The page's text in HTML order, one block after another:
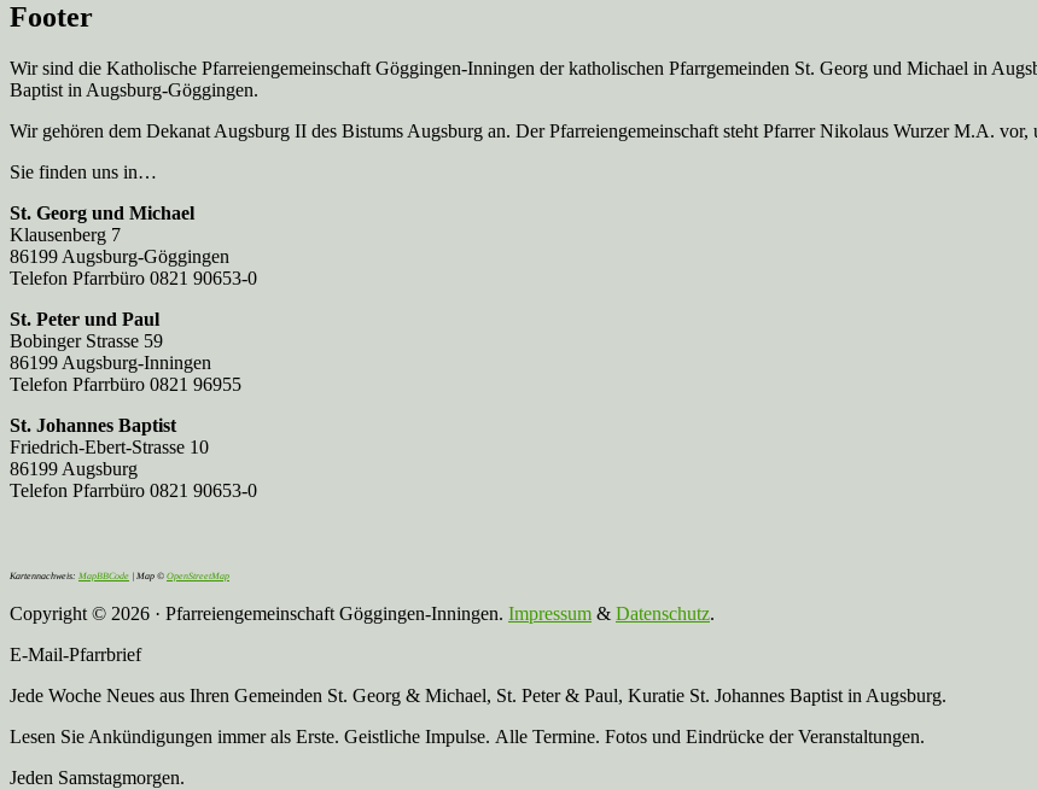
Footer
Wir sind die Katholische Pfarreien­gemeinschaft Göggingen-Inningen der katholischen Pfarrgemeinden St. Georg und Michael in
Baptist in Augsburg-Göggingen.
Wir gehören dem Dekanat Augsburg II des Bistums Augsburg an. Der Pfarreien­gemeinschaft steht Pfarrer Nikolaus Wurzer M.A.
Sie finden uns in…
St. Georg und Michael
Klausenberg 7
86199 Augsburg-Göggingen
Telefon Pfarrbüro 0821 90653-0
St. Peter und Paul
Bobinger Strasse 59
86199 Augsburg-Inningen
Telefon Pfarrbüro 0821 96955
St. Johannes Baptist
Friedrich-Ebert-Strasse 10
86199 Augsburg
Telefon Pfarrbüro 0821 90653-0
Kartennachweis: MapBBCode | Map © OpenStreetMap
Copyright © 2026 · Pfarreiengemeinschaft Göggingen-Inningen. Impressum & Datenschutz.
E-Mail-Pfarrbrief
Jede Woche Neues aus Ihren Gemeinden St. Georg & Michael, St. Peter & Paul, Kuratie St. Johannes Baptist in Augsburg.
Lesen Sie Ankündigungen immer als Erste. Geistliche Impulse. Alle Termine. Fotos und Eindrücke der Veranstaltungen.
Jeden Samstagmorgen.